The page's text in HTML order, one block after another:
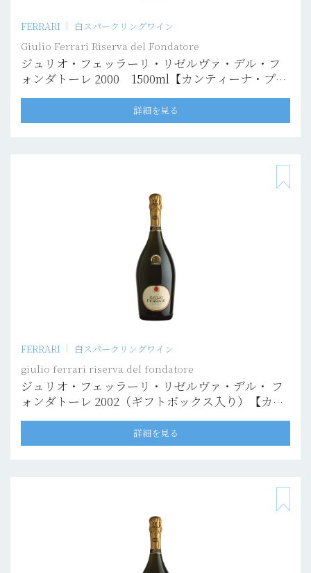
FERRARI 白スパークリングワイン
Giulio Ferrari Riserva del Fondatore
ジュリオ・フェッラーリ・リゼルヴァ・デル・フ
ォンダトーレ 2000 1500ml【カンティーナ・プリ
ヴァータ】
詳細を見る
FERRARI 白スパークリングワイン
giulio ferrari riserva del fondatore
ジュリオ・フェッラーリ・リゼルヴァ・デル・ フ
ォンダトーレ 2002（ギフトボックス入り）【カン
詳細を見る